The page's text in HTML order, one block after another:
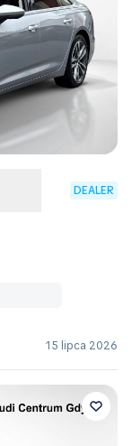
DEALER
15 lipca 2026